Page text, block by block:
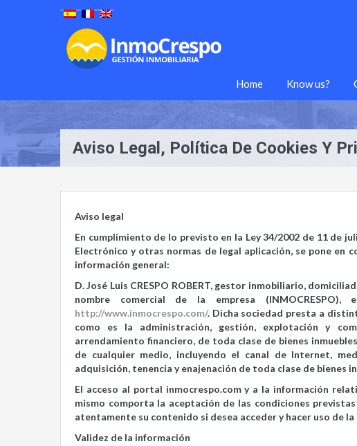
Home Know us?
Aviso Legal, Política De Cookies Y
Aviso legal
En cumplimiento de lo previsto en la Ley 34/2002 de 11 de
Electrónico y otras normas de legal aplicación, se pone
información general:
D. José Luis CRESPO ROBERT, gestor inmobiliario,
nombre comercial de la empresa
http://www.inmocrespo.com/. Dicha sociedad presta a
como es la administración, gestión, explotación y
arrendamiento financiero, de toda clase de bienes
de cualquier medio, incluyendo el canal de Internet,
adquisición, tenencia y enajenación de toda clase de bienes
El acceso al portal inmocrespo.com y a la información
mismo comporta la aceptación de las condiciones
atentamente su contenido si desea acceder y hacer uso de
Validez de la información